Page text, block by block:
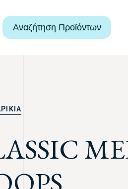
Αναζήτηση Προϊόντων